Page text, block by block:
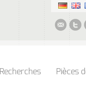
Recherches Pièces